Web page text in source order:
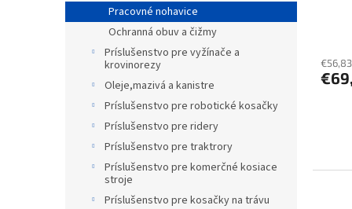
Pracovné nohavice
Ochranná obuv a čižmy
Príslušenstvo pre vyžínače a
krovinorezy
Oleje,mazivá a kanistre
Príslušenstvo pre robotické kosačky
Príslušenstvo pre ridery
Príslušenstvo pre traktrory
Príslušenstvo pre komerčné kosiace
stroje
Príslušenstvo pre kosačky na trávu